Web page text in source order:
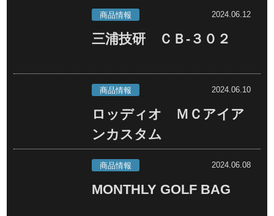
2024.06.12
商品情報
三浦技研 ＣＢ-３０２
2024.06.10
商品情報
ロッディオ ＭＣアイア
ンカスタム
2024.06.08
商品情報
MONTHLY GOLF BAG